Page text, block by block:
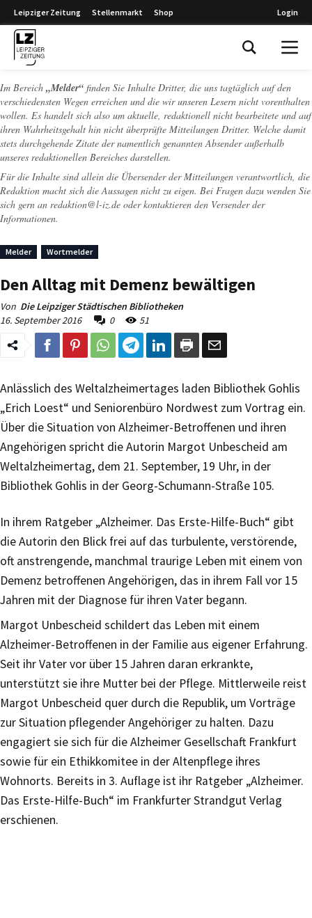
Leipziger Zeitung Stellenmarkt Shop Login
Im Bereich „Melder“ finden Sie Inhalte Dritter, die uns tagtäglich auf den
verschiedensten Wegen erreichen und die wir unseren Lesern nicht vorenthalten
wollen. Es handelt sich also um aktuelle, redaktionell nicht bearbeitete und auf
ihren Wahrheitsgehalt hin nicht überprüfte Mitteilungen Dritter. Welche damit
stets durchgehende Zitate der namentlich genannten Absender außerhalb
unseres redaktionellen Bereiches darstellen.
Für die Inhalte sind allein die Übersender der Mitteilungen verantwortlich, die
Redaktion macht sich die Aussagen nicht zu eigen. Bei Fragen dazu wenden Sie
sich gern an redaktion@l-iz.de oder kontaktieren den Versender der
Informationen.
Melder Wortmelder
Den Alltag mit Demenz bewältigen
Von Die Leipziger Städtischen Bibliotheken
16. September 2016
0 51
Anlässlich des Weltalzheimertages laden Bibliothek Gohlis
„Erich Loest“ und Seniorenbüro Nordwest zum Vortrag ein.
Über die Situation von Alzheimer-Betroffenen und ihren
Angehörigen spricht die Autorin Margot Unbescheid am
Weltalzheimertag, dem 21. September, 19 Uhr, in der
Bibliothek Gohlis in der Georg-Schumann-Straße 105.
In ihrem Ratgeber „Alzheimer. Das Erste-Hilfe-Buch“ gibt
die Autorin den Blick frei auf das turbulente, verstörende,
oft anstrengende, manchmal traurige Leben mit einem von
Demenz betroffenen Angehörigen, das in ihrem Fall vor 15
Jahren mit der Diagnose für ihren Vater begann.
Margot Unbescheid schildert das Leben mit einem
Alzheimer-Betroffenen in der Familie aus eigener Erfahrung.
Seit ihr Vater vor über 15 Jahren daran erkrankte,
unterstützt sie ihre Mutter bei der Pflege. Mittlerweile reist
Margot Unbescheid quer durch die Republik, um Vorträge
zur Situation pflegender Angehöriger zu halten. Dazu
engagiert sie sich für die Alzheimer Gesellschaft Frankfurt
sowie für ein Ethikkomitee in der Altenpflege ihres
Wohnorts. Bereits in 3. Auflage ist ihr Ratgeber „Alzheimer.
Das Erste-Hilfe-Buch“ im Frankfurter Strandgut Verlag
erschienen.